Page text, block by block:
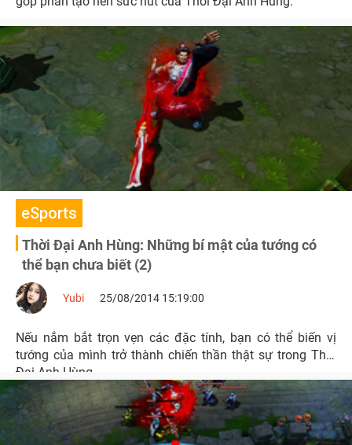
eSports
Thời Đại Anh Hùng: Những bí mật của tướng có
thể bạn chưa biết (2)
Yubi 25/08/2014 15:19:00
Nếu nắm bắt trọn vẹn các đặc tính, bạn có thể biến vị
tướng của mình trở thành chiến thần thật sự trong Thời
Đại Anh Hùng.